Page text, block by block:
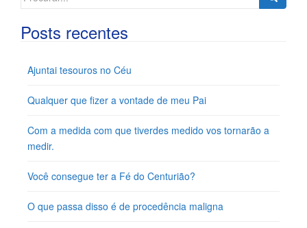
Posts recentes
Ajuntai tesouros no Céu
Qualquer que fizer a vontade de meu Pai
Com a medida com que tiverdes medido vos tornarão a
medir.
Você consegue ter a Fé do Centurião?
O que passa disso é de procedência maligna